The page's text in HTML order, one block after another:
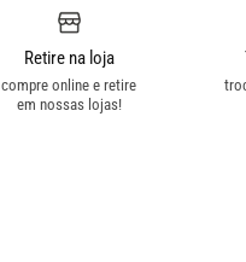
Retire na loja
compre online e retire
em nossas lojas!